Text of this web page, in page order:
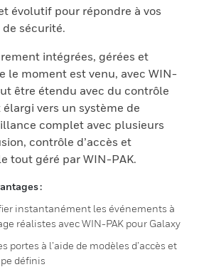
évolutif pour répondre à vos
sécurité.
intégrées, gérées et
le moment est venu, avec WIN-
être étendu avec du contrôle
vers un système de
complet avec plusieurs
contrôle d’accès et
tout géré par WIN-PAK.
:
instantanément les événements à
réalistes avec WIN-PAK pour Galaxy
portes à l’aide de modèles d’accès et
définis